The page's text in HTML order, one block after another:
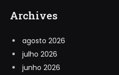
Archives
agosto 2026
julho 2026
junho 2026